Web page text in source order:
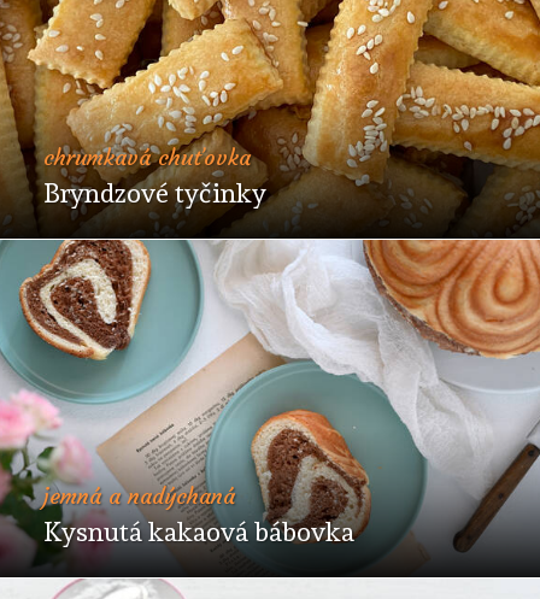
chrumkavá chuťovka
Bryndzové tyčinky
jemná a nadýchaná
Kysnutá kakaová bábovka